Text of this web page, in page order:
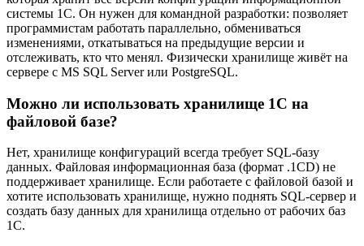
системы 1С. Он нужен для командной разработки: позволяет
программистам работать параллельно, обмениваться
изменениями, откатываться на предыдущие версии и
отслеживать, кто что менял. Физически хранилище живёт на
сервере с MS SQL Server или PostgreSQL.
Можно ли использовать хранилище 1С на
файловой базе?
Нет, хранилище конфигураций всегда требует SQL-базу
данных. Файловая информационная база (формат .1CD) не
поддерживает хранилище. Если работаете с файловой базой и
хотите использовать хранилище, нужно поднять SQL-сервер и
создать базу данных для хранилища отдельно от рабочих баз
1С.